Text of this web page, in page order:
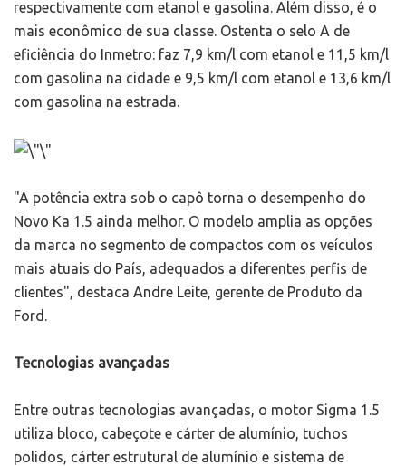
respectivamente com etanol e gasolina. Além disso, é o
mais econômico de sua classe. Ostenta o selo A de
eficiência do Inmetro: faz 7,9 km/l com etanol e 11,5 km/l
com gasolina na cidade e 9,5 km/l com etanol e 13,6 km/l
com gasolina na estrada.
"A potência extra sob o capô torna o desempenho do
Novo Ka 1.5 ainda melhor. O modelo amplia as opções
da marca no segmento de compactos com os veículos
mais atuais do País, adequados a diferentes perfis de
clientes", destaca Andre Leite, gerente de Produto da
Ford.
Tecnologias avançadas
Entre outras tecnologias avançadas, o motor Sigma 1.5
utiliza bloco, cabeçote e cárter de alumínio, tuchos
polidos, cárter estrutural de alumínio e sistema de